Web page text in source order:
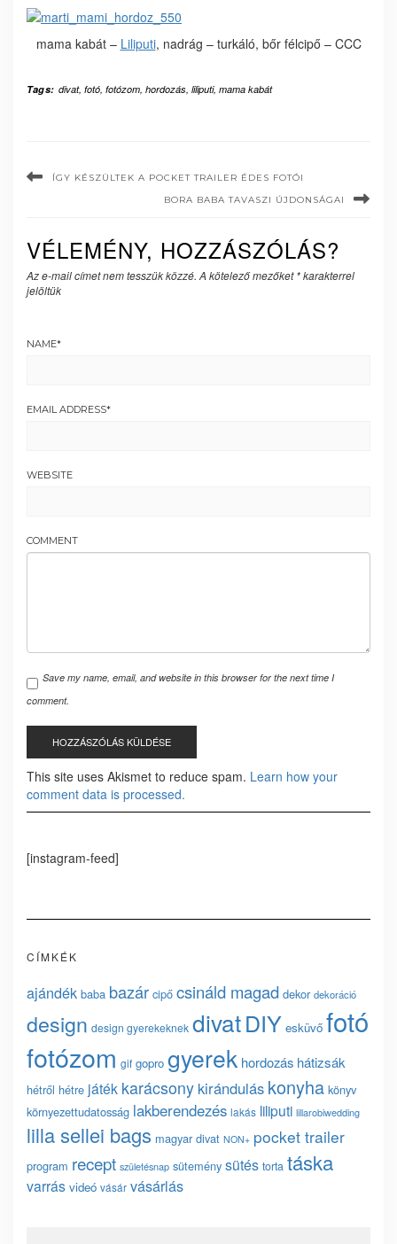
mama kabát – Liliputi, nadrág – turkáló, bőr félcipő – CCC
Tags: divat, fotó, fotózom, hordozás, liliputi, mama kabát
ÍGY KÉSZÜLTEK A POCKET TRAILER ÉDES FOTÓI
BORA BABA TAVASZI ÚJDONSÁGAI
VÉLEMÉNY, HOZZÁSZÓLÁS?
Az e-mail címet nem tesszük közzé. A kötelező mezőket*karakterrel
jelöltük
NAME*
EMAIL ADDRESS*
WEBSITE
COMMENT
Save my name, email, and website in this browser for the next time I
comment.
This site uses Akismet to reduce spam. Learn how your
comment data is processed.
[instagram-feed]
CÍMKÉK
ajándék baba bazár cipő csináld magad dekor dekoráció
design design gyerekeknek divatDIY esküvő fotó
fotózom gif gopro gyerek hordozás hátizsák
hétről hétre játék karácsony kirándulás konyha könyv
környezettudatosság lakberendezés lakás liliputi lillarobiwedding
lilla sellei bags magyar divat NON+ pocket trailer
program recept születésnap sütemény sütés torta táska
varrás videó vásár vásárlás